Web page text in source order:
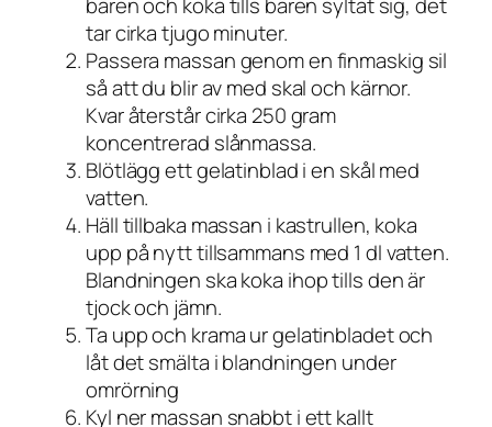
bären och koka tills bären syltat sig, det
tar cirka tjugo minuter.
Passera massan genom en finmaskig sil
så att du blir av med skal och kärnor.
Kvar återstår cirka 250 gram
koncentrerad slånmassa.
Blötlägg ett gelatinblad i en skål med
vatten.
Häll tillbaka massan i kastrullen, koka
upp på nytt tillsammans med 1 dl vatten.
Blandningen ska koka ihop tills den är
tjock och jämn.
Ta upp och krama ur gelatinbladet och
låt det smälta i blandningen under
omrörning
Kyl ner massan snabbt i ett kallt